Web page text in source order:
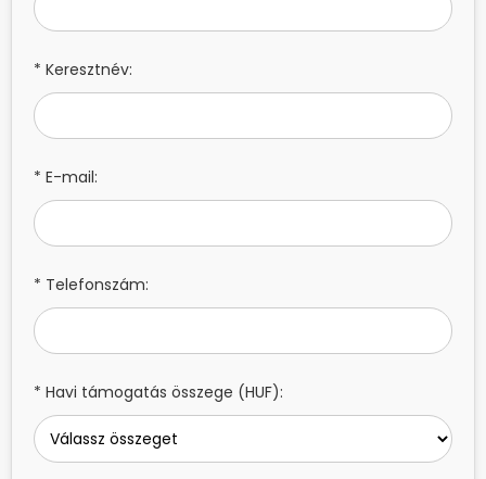
* Keresztnév:
* E-mail:
* Telefonszám:
* Havi támogatás összege (HUF):